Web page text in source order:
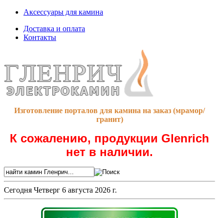
Аксессуары для камина
Доставка и оплата
Контакты
Изготовление порталов для камина на заказ (мрамор/
гранит)
К сожалению, продукции Glenrich
нет в наличии.
Сегодня Четверг 6 августа 2026 г.